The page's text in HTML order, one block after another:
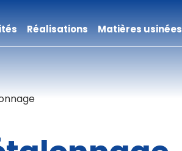
Réalisations Matières usinées